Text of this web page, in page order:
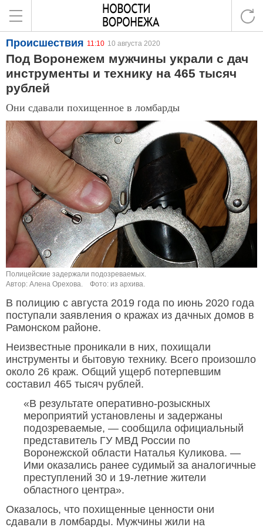
Происшествия 11:10 10 августа 2020
Под Воронежем мужчины украли с дач
инструменты и технику на 465 тысяч
рублей
Они сдавали похищенное в ломбарды
Полицейские задержали подозреваемых.
Автор: Алена Орехова.
Фото: из архива.
В полицию с августа 2019 года по июнь 2020 года
поступали заявления о кражах из дачных домов в
Рамонском районе.
Неизвестные проникали в них, похищали
инструменты и бытовую технику. Всего произошло
около 26 краж. Общий ущерб потерпевшим
составил 465 тысяч рублей.
«В результате оперативно-розыскных
мероприятий установлены и задержаны
подозреваемые, — сообщила официальный
представитель ГУ МВД России по
Воронежской области Наталья Куликова. —
Ими оказались ранее судимый за аналогичные
преступлений 30 и 19-летние жители
областного центра».
Оказалось, что похищенные ценности они
сдавали в ломбарды. Мужчины жили на